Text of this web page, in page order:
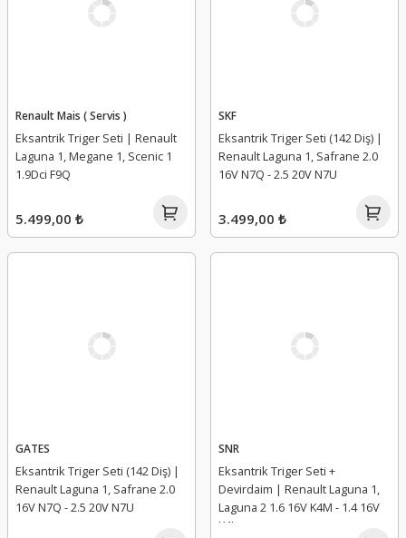
Renault Mais ( Servis )
Eksantrik Triger Seti | Renault
Laguna 1, Megane 1, Scenic 1
1.9Dci F9Q
5.499,00 ₺
SKF
Eksantrik Triger Seti (142 Diş) |
Renault Laguna 1, Safrane 2.0
16V N7Q - 2.5 20V N7U
3.499,00 ₺
GATES
Eksantrik Triger Seti (142 Diş) |
Renault Laguna 1, Safrane 2.0
16V N7Q - 2.5 20V N7U
SNR
Eksantrik Triger Seti +
Devirdaim | Renault Laguna 1,
Laguna 2 1.6 16V K4M - 1.4 16V
K4J